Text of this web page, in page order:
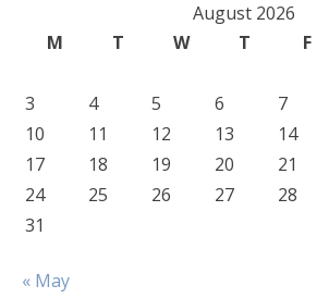
August 2026
M
T W T F
3
4 5 6 7
10
11 12 13 14
17
18 19 20 21
24
25 26 27 28
31
« May